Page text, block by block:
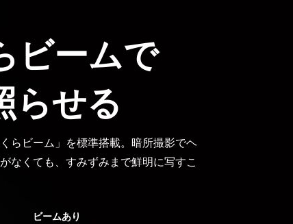
ビームで
らせる
らビーム」を標準搭載。暗所撮影でヘ
なくても、すみずみまで鮮明に写すこ
ビームあり